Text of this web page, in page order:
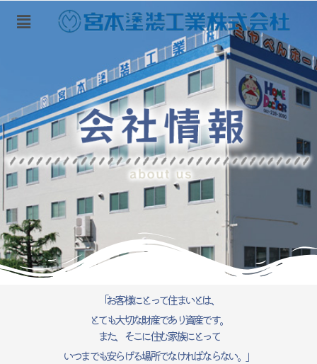
「お客様にとって住まいとは、
とても大切な財産であり資産です。
また、そこに住む家族にとって
いつまでも安らげる場所でなければならない。」